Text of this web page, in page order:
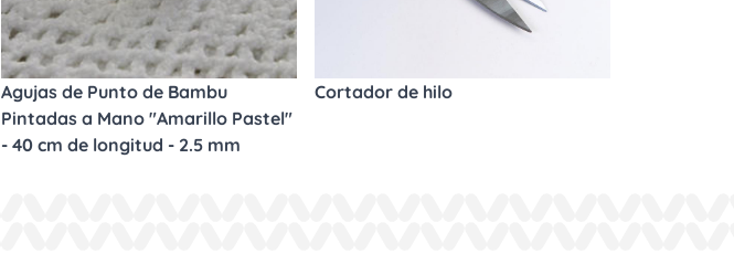
Agujas de Punto de Bambu
Pintadas a Mano "Amarillo Pastel"
- 40 cm de longitud - 2.5 mm
Cortador de hilo